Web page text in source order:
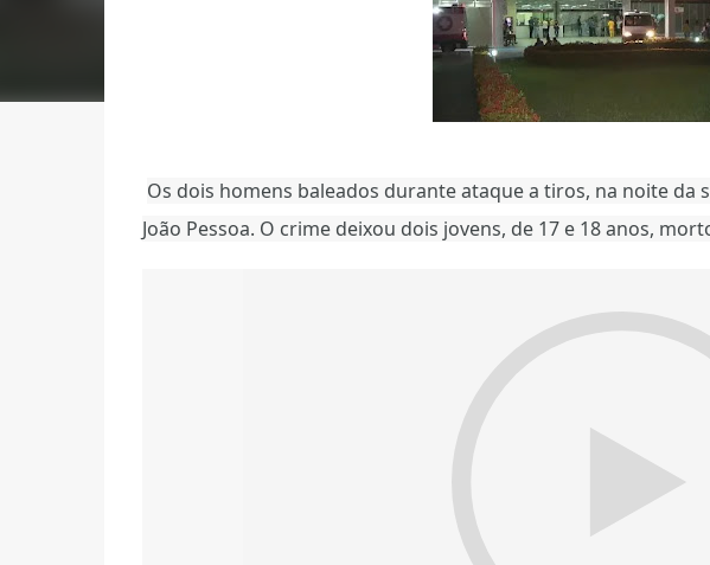
Os dois homens baleados durante ataque a tiros, na noite da
João Pessoa. O crime deixou dois jovens, de 17 e 18 anos,